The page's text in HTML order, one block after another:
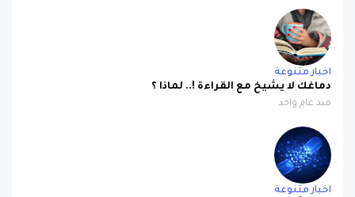
اخبار متنوعة
دماغك لا يشيخ مع القراءة !.. لماذا ؟
منذ عام واحد
اخبار متنوعة